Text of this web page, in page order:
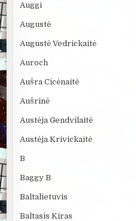
Auggi
Augustė
Augustė Vedrickaitė
Auroch
Aušra Cicėnaitė
Aušrinė
Austėja Gendvilaitė
Austėja Krivickaitė
B
Baggy B
Baltalietuvis
Baltasis Kiras